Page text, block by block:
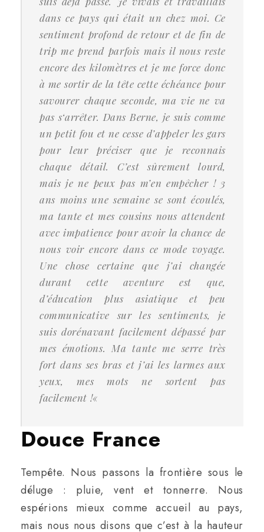
dans ce pays qui était un chez moi. Ce
sentiment profond de retour et de fin de
trip me prend parfois mais il nous reste
encore des kilomètres et je me force donc
à me sortir de la tête cette échéance pour
savourer chaque seconde, ma vie ne va
pas s‘arrêter. Dans Berne, je suis comme
un petit fou et ne cesse d’appeler les gars
pour leur préciser que je reconnais
chaque détail. C’est sûrement lourd,
mais je ne peux pas m’en empêcher ! 3
ans moins une semaine se sont écoulés,
ma tante et mes cousins nous attendent
avec impatience pour avoir la chance de
nous voir encore dans ce mode voyage.
Une chose certaine que j’ai changée
durant cette aventure est que,
d’éducation plus asiatique et peu
communicative sur les sentiments, je
suis dorénavant facilement dépassé par
mes émotions. Ma tante me serre très
fort dans ses bras et j’ai les larmes aux
yeux, mes mots ne sortent pas
facilement !«
Douce France
Tempête. Nous passons la frontière sous le
déluge : pluie, vent et tonnerre. Nous
espérions mieux comme accueil au pays,
mais nous nous disons que c’est à la hauteur